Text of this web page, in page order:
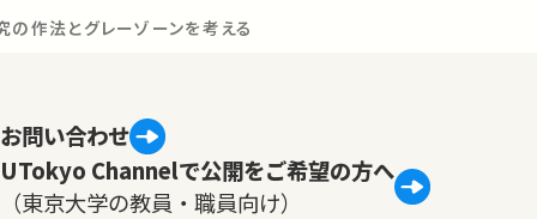
の作法とグレーゾーンを考える
お問い合わせ
UTokyo Channelで公開をご希望の方へ
（東京大学の教員・職員向け）